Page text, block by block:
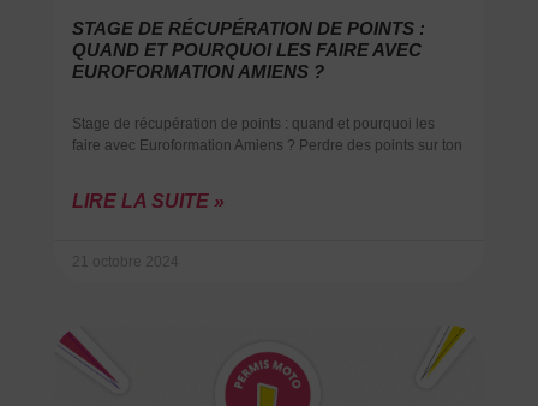
STAGE DE RÉCUPÉRATION DE POINTS :
QUAND ET POURQUOI LES FAIRE AVEC
EUROFORMATION AMIENS ?
Stage de récupération de points : quand et pourquoi les
faire avec Euroformation Amiens ? Perdre des points sur ton
LIRE LA SUITE »
21 octobre 2024